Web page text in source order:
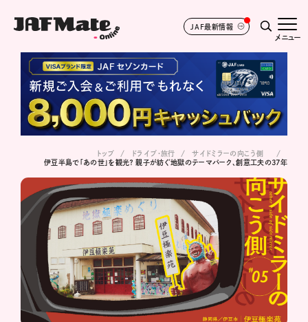
JAF最新情報
メニュー
トップ ドライブ･旅行
サイドミラーの向こう側
伊豆半島で「あの世」を観光？ 親子が紡ぐ地獄のテーマパーク、創意工夫の37年